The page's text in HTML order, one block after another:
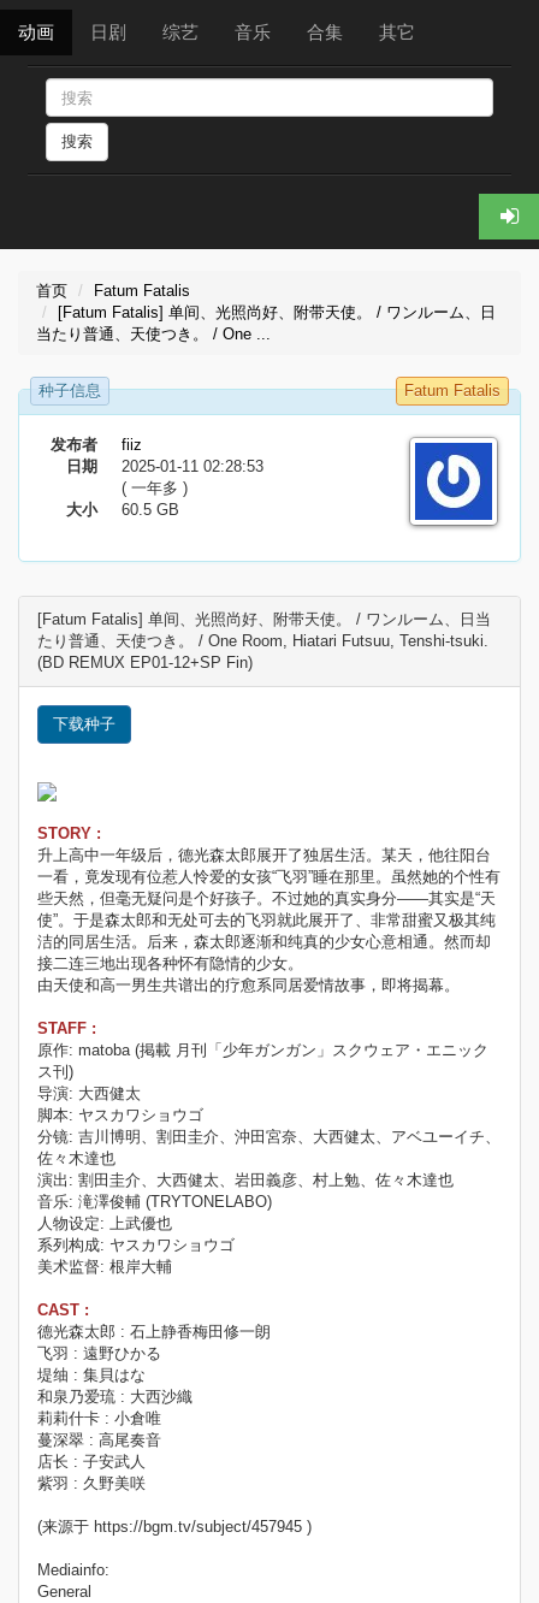
动画 日剧 综艺 音乐 合集 其它
搜索
首页
Fatum Fatalis
[Fatum Fatalis] 单间、光照尚好、附带天使。 / ワンルーム、日
当たり普通、天使つき。 / One ...
种子信息 Fatum Fatalis
发布者
fiiz
日期
2025-01-11 02:28:53
( 一年多 )
大小
60.5 GB
[Fatum Fatalis] 单间、光照尚好、附带天使。 / ワンルーム、日当
たり普通、天使つき。 / One Room, Hiatari Futsuu, Tenshi-tsuki.
(BD REMUX EP01-12+SP Fin)
下载种子
STORY :
升上高中一年级后，德光森太郎展开了独居生活。某天，他往阳台
一看，竟发现有位惹人怜爱的女孩“飞羽”睡在那里。虽然她的个性有
些天然，但毫无疑问是个好孩子。不过她的真实身分——其实是“天
使”。于是森太郎和无处可去的飞羽就此展开了、非常甜蜜又极其纯
洁的同居生活。后来，森太郎逐渐和纯真的少女心意相通。然而却
接二连三地出现各种怀有隐情的少女。
由天使和高一男生共谱出的疗愈系同居爱情故事，即将揭幕。
STAFF :
原作: matoba (掲載 月刊「少年ガンガン」スクウェア・エニック
ス刊)
导演: 大西健太
脚本: ヤスカワショウゴ
分镜: 吉川博明、割田圭介、沖田宮奈、大西健太、アベユーイチ、
佐々木達也
演出: 割田圭介、大西健太、岩田義彦、村上勉、佐々木達也
音乐: 滝澤俊輔 (TRYTONELABO)
人物设定: 上武優也
系列构成: ヤスカワショウゴ
美术监督: 根岸大輔
CAST :
德光森太郎 : 石上静香梅田修一朗
飞羽 : 遠野ひかる
堤䌷 : 集貝はな
和泉乃爱琉 : 大西沙織
莉莉什卡 : 小倉唯
蔓深翠 : 高尾奏音
店长 : 子安武人
紫羽 : 久野美咲
(来源于 https://bgm.tv/subject/457945 )
Mediainfo:
General